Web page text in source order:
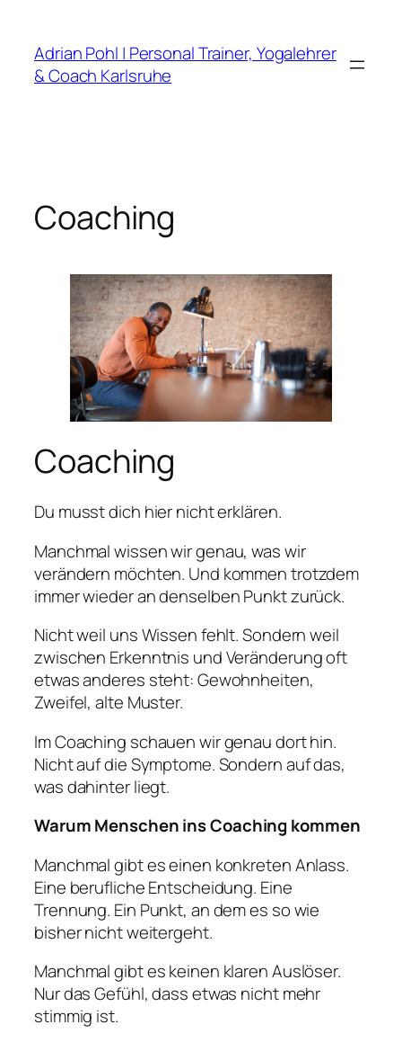
springen
Adrian Pohl | Personal Trainer, Yogalehrer
& Coach Karlsruhe
Coaching
Coaching
Du musst dich hier nicht erklären.
Manchmal wissen wir genau, was wir
verändern möchten. Und kommen trotzdem
immer wieder an denselben Punkt zurück.
Nicht weil uns Wissen fehlt. Sondern weil
zwischen Erkenntnis und Veränderung oft
etwas anderes steht: Gewohnheiten,
Zweifel, alte Muster.
Im Coaching schauen wir genau dort hin.
Nicht auf die Symptome. Sondern auf das,
was dahinter liegt.
Warum Menschen ins Coaching kommen
Manchmal gibt es einen konkreten Anlass.
Eine berufliche Entscheidung. Eine
Trennung. Ein Punkt, an dem es so wie
bisher nicht weitergeht.
Manchmal gibt es keinen klaren Auslöser.
Nur das Gefühl, dass etwas nicht mehr
stimmig ist.